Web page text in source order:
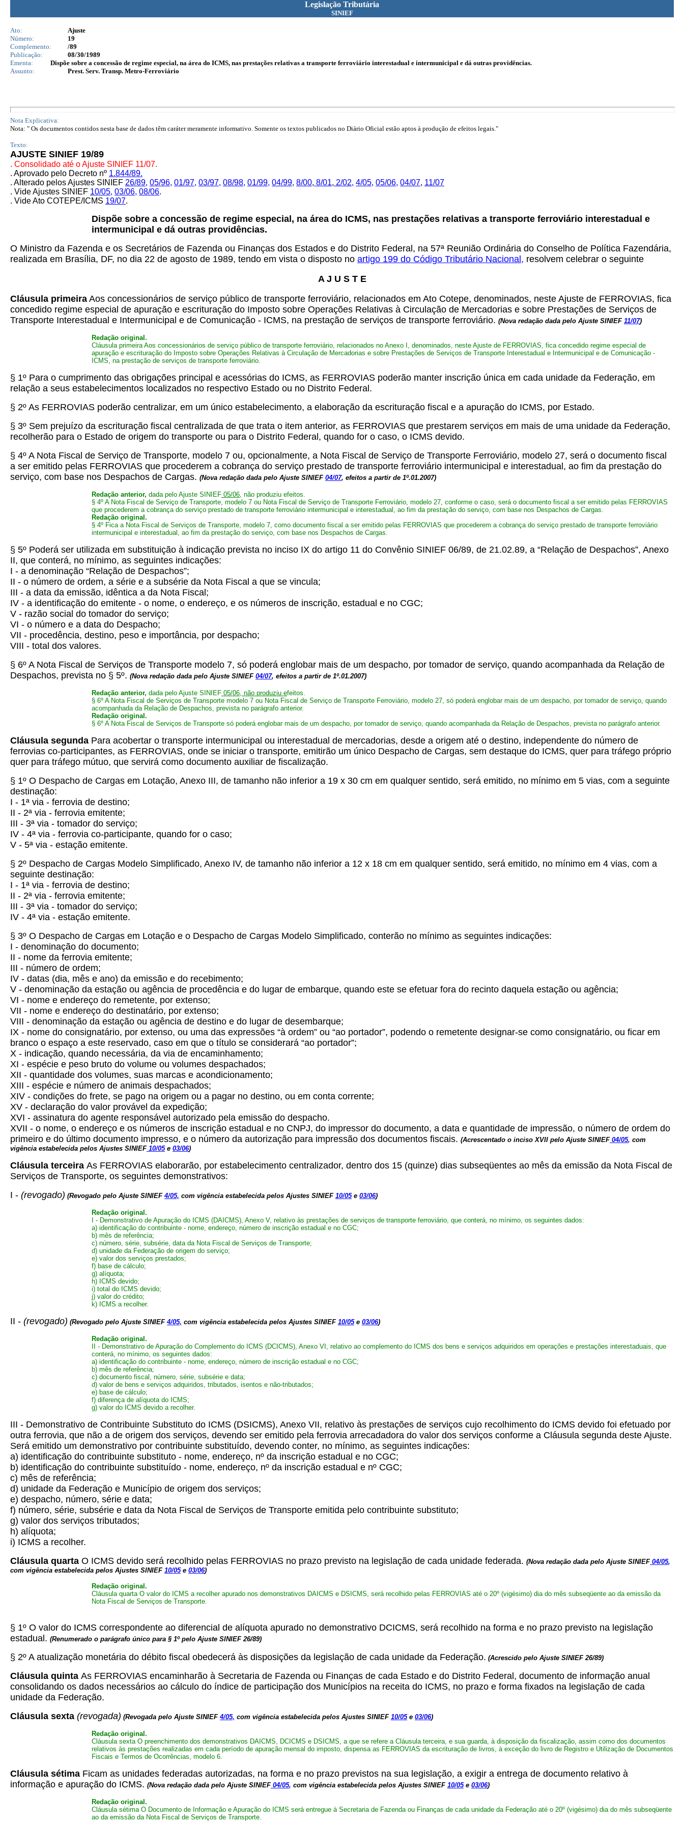
Legislação Tributária
SINIEF
Ato:
Ajuste
Número:
19
Complemento:
/89
Publicação:
08/30/1989
Ementa:
Dispõe sobre a concessão de regime especial, na área do ICMS, nas prestações relativas a transporte ferroviário interestadual e intermunicipal e dá outras providências.
Assunto:
Prest. Serv. Transp. Metro-Ferroviário
Nota Explicativa:
Nota: " Os documentos contidos nesta base de dados têm caráter meramente informativo. Somente os textos publicados no Diário Oficial estão aptos à produção de efeitos legais."
Texto:
AJUSTE SINIEF 19/89
. Consolidado até o Ajuste SINIEF 11/07.
. Aprovado pelo Decreto nº 1.844/89.
. Alterado pelos Ajustes SINIEF 26/89, 05/96, 01/97, 03/97, 08/98, 01/99, 04/99, 8/00, 8/01, 2/02, 4/05, 05/06, 04/07, 11/07
. Vide Ajustes SINIEF 10/05, 03/06, 08/06.
. Vide Ato COTEPE/ICMS 19/07.
Dispõe sobre a concessão de regime especial, na área do ICMS, nas prestações relativas a transporte ferroviário interestadual e
intermunicipal e dá outras providências.
O Ministro da Fazenda e os Secretários de Fazenda ou Finanças dos Estados e do Distrito Federal, na 57ª Reunião Ordinária do Conselho de Política Fazendária,
realizada em Brasília, DF, no dia 22 de agosto de 1989, tendo em vista o disposto no artigo 199 do Código Tributário Nacional , resolvem celebrar o seguinte
A J U S T E
Cláusula primeira Aos concessionários de serviço público de transporte ferroviário, relacionados em Ato Cotepe, denominados, neste Ajuste de FERROVIAS, fica
concedido regime especial de apuração e escrituração do Imposto sobre Operações Relativas à Circulação de Mercadorias e sobre Prestações de Serviços de
Transporte Interestadual e Intermunicipal e de Comunicação - ICMS, na prestação de serviços de transporte ferroviário. (Nova redação dada pelo Ajuste SINIEF 11/07)
Redação original.
Cláusula primeira Aos concessionários de serviço público de transporte ferroviário, relacionados no Anexo I, denominados, neste Ajuste de FERROVIAS, fica concedido regime especial de
apuração e escrituração do Imposto sobre Operações Relativas à Circulação de Mercadorias e sobre Prestações de Serviços de Transporte Interestadual e Intermunicipal e de Comunicação -
ICMS, na prestação de serviços de transporte ferroviário.
§ 1º Para o cumprimento das obrigações principal e acessórias do ICMS, as FERROVIAS poderão manter inscrição única em cada unidade da Federação, em
relação a seus estabelecimentos localizados no respectivo Estado ou no Distrito Federal.
§ 2º As FERROVIAS poderão centralizar, em um único estabelecimento, a elaboração da escrituração fiscal e a apuração do ICMS, por Estado.
§ 3º Sem prejuízo da escrituração fiscal centralizada de que trata o item anterior, as FERROVIAS que prestarem serviços em mais de uma unidade da Federação,
recolherão para o Estado de origem do transporte ou para o Distrito Federal, quando for o caso, o ICMS devido.
§ 4º A Nota Fiscal de Serviço de Transporte, modelo 7 ou, opcionalmente, a Nota Fiscal de Serviço de Transporte Ferroviário, modelo 27, será o documento fiscal
a ser emitido pelas FERROVIAS que procederem a cobrança do serviço prestado de transporte ferroviário intermunicipal e interestadual, ao fim da prestação do
serviço, com base nos Despachos de Cargas. (Nova redação dada pelo Ajuste SINIEF 04/07, efeitos a partir de 1º.01.2007)
Redação anterior, dada pelo Ajuste SINIEF 05/06, não produziu efeitos.
§ 4º A Nota Fiscal de Serviço de Transporte, modelo 7 ou Nota Fiscal de Serviço de Transporte Ferroviário, modelo 27, conforme o caso, será o documento fiscal a ser emitido pelas FERROVIAS
que procederem a cobrança do serviço prestado de transporte ferroviário intermunicipal e interestadual, ao fim da prestação do serviço, com base nos Despachos de Cargas.
Redação original.
§ 4º Fica a Nota Fiscal de Serviços de Transporte, modelo 7, como documento fiscal a ser emitido pelas FERROVIAS que procederem a cobrança do serviço prestado de transporte ferroviário
intermunicipal e interestadual, ao fim da prestação do serviço, com base nos Despachos de Cargas.
§ 5º Poderá ser utilizada em substituição à indicação prevista no inciso IX do artigo 11 do Convênio SINIEF 06/89, de 21.02.89, a “Relação de Despachos”, Anexo
II, que conterá, no mínimo, as seguintes indicações:
I - a denominação “Relação de Despachos”;
II - o número de ordem, a série e a subsérie da Nota Fiscal a que se vincula;
III - a data da emissão, idêntica a da Nota Fiscal;
IV - a identificação do emitente - o nome, o endereço, e os números de inscrição, estadual e no CGC;
V - razão social do tomador do serviço;
VI - o número e a data do Despacho;
VII - procedência, destino, peso e importância, por despacho;
VIII - total dos valores.
§ 6º A Nota Fiscal de Serviços de Transporte modelo 7, só poderá englobar mais de um despacho, por tomador de serviço, quando acompanhada da Relação de
Despachos, prevista no § 5º. (Nova redação dada pelo Ajuste SINIEF 04/07, efeitos a partir de 1º.01.2007)
Redação anterior, dada pelo Ajuste SINIEF 05/06, não produziu efeitos.
§ 6º A Nota Fiscal de Serviços de Transporte modelo 7 ou Nota Fiscal de Serviço de Transporte Ferroviário, modelo 27, só poderá englobar mais de um despacho, por tomador de serviço, quando
acompanhada da Relação de Despachos, prevista no parágrafo anterior.
Redação original.
§ 6º A Nota Fiscal de Serviços de Transporte só poderá englobar mais de um despacho, por tomador de serviço, quando acompanhada da Relação de Despachos, prevista no parágrafo anterior.
Cláusula segunda Para acobertar o transporte intermunicipal ou interestadual de mercadorias, desde a origem até o destino, independente do número de
ferrovias co-participantes, as FERROVIAS, onde se iniciar o transporte, emitirão um único Despacho de Cargas, sem destaque do ICMS, quer para tráfego próprio
quer para tráfego mútuo, que servirá como documento auxiliar de fiscalização.
§ 1º O Despacho de Cargas em Lotação, Anexo III, de tamanho não inferior a 19 x 30 cm em qualquer sentido, será emitido, no mínimo em 5 vias, com a seguinte
destinação:
I - 1ª via - ferrovia de destino;
II - 2ª via - ferrovia emitente;
III - 3ª via - tomador do serviço;
IV - 4ª via - ferrovia co-participante, quando for o caso;
V - 5ª via - estação emitente.
§ 2º Despacho de Cargas Modelo Simplificado, Anexo IV, de tamanho não inferior a 12 x 18 cm em qualquer sentido, será emitido, no mínimo em 4 vias, com a
seguinte destinação:
I - 1ª via - ferrovia de destino;
II - 2ª via - ferrovia emitente;
III - 3ª via - tomador do serviço;
IV - 4ª via - estação emitente.
§ 3º O Despacho de Cargas em Lotação e o Despacho de Cargas Modelo Simplificado, conterão no mínimo as seguintes indicações:
I - denominação do documento;
II - nome da ferrovia emitente;
III - número de ordem;
IV - datas (dia, mês e ano) da emissão e do recebimento;
V - denominação da estação ou agência de procedência e do lugar de embarque, quando este se efetuar fora do recinto daquela estação ou agência;
VI - nome e endereço do remetente, por extenso;
VII - nome e endereço do destinatário, por extenso;
VIII - denominação da estação ou agência de destino e do lugar de desembarque;
IX - nome do consignatário, por extenso, ou uma das expressões “à ordem” ou “ao portador”, podendo o remetente designar-se como consignatário, ou ficar em
branco o espaço a este reservado, caso em que o título se considerará “ao portador”;
X - indicação, quando necessária, da via de encaminhamento;
XI - espécie e peso bruto do volume ou volumes despachados;
XII - quantidade dos volumes, suas marcas e acondicionamento;
XIII - espécie e número de animais despachados;
XIV - condições do frete, se pago na origem ou a pagar no destino, ou em conta corrente;
XV - declaração do valor provável da expedição;
XVI - assinatura do agente responsável autorizado pela emissão do despacho.
XVII - o nome, o endereço e os números de inscrição estadual e no CNPJ, do impressor do documento, a data e quantidade de impressão, o número de ordem do
primeiro e do último documento impresso, e o número da autorização para impressão dos documentos fiscais. (Acrescentado o inciso XVII pelo Ajuste SINIEF04/05, com
vigência estabelecida pelos Ajustes SINIEF 10/05e 03/06)
Cláusula terceira As FERROVIAS elaborarão, por estabelecimento centralizador, dentro dos 15 (quinze) dias subseqüentes ao mês da emissão da Nota Fiscal de
Serviços de Transporte, os seguintes demonstrativos:
I - (revogado) (Revogado pelo Ajuste SINIEF 4/05, com vigência estabelecida pelos Ajustes SINIEF 10/05e 03/06)
Redação original.
I - Demonstrativo de Apuração do ICMS (DAICMS), Anexo V, relativo às prestações de serviços de transporte ferroviário, que conterá, no mínimo, os seguintes dados:
a) identificação do contribuinte - nome, endereço, número de inscrição estadual e no CGC;
b) mês de referência;
c) número, série, subsérie, data da Nota Fiscal de Serviços de Transporte;
d) unidade da Federação de origem do serviço;
e) valor dos serviços prestados;
f) base de cálculo;
g) alíquota;
h) ICMS devido;
i) total do ICMS devido;
j) valor do crédito;
k) ICMS a recolher.
II - (revogado) (Revogado pelo Ajuste SINIEF 4/05, com vigência estabelecida pelos Ajustes SINIEF 10/05e 03/06)
Redação original.
II - Demonstrativo de Apuração do Complemento do ICMS (DCICMS), Anexo VI, relativo ao complemento do ICMS dos bens e serviços adquiridos em operações e prestações interestaduais, que
conterá, no mínimo, os seguintes dados:
a) identificação do contribuinte - nome, endereço, número de inscrição estadual e no CGC;
b) mês de referência;
c) documento fiscal, número, série, subsérie e data;
d) valor de bens e serviços adquiridos, tributados, isentos e não-tributados;
e) base de cálculo;
f) diferença de alíquota do ICMS;
g) valor do ICMS devido a recolher.
III - Demonstrativo de Contribuinte Substituto do ICMS (DSICMS), Anexo VII, relativo às prestações de serviços cujo recolhimento do ICMS devido foi efetuado por
outra ferrovia, que não a de origem dos serviços, devendo ser emitido pela ferrovia arrecadadora do valor dos serviços conforme a Cláusula segunda deste Ajuste.
Será emitido um demonstrativo por contribuinte substituído, devendo conter, no mínimo, as seguintes indicações:
a) identificação do contribuinte substituto - nome, endereço, nº da inscrição estadual e no CGC;
b) identificação do contribuinte substituído - nome, endereço, nº da inscrição estadual e nº CGC;
c) mês de referência;
d) unidade da Federação e Município de origem dos serviços;
e) despacho, número, série e data;
f) número, série, subsérie e data da Nota Fiscal de Serviços de Transporte emitida pelo contribuinte substituto;
g) valor dos serviços tributados;
h) alíquota;
i) ICMS a recolher.
Cláusula quarta O ICMS devido será recolhido pelas FERROVIAS no prazo previsto na legislação de cada unidade federada. (Nova redação dada pelo Ajuste SINIEF04/05,
com vigência estabelecida pelos Ajustes SINIEF 10/05e 03/06)
Redação original.
Cláusula quarta O valor do ICMS a recolher apurado nos demonstrativos DAICMS e DSICMS, será recolhido pelas FERROVIAS até o 20º (vigésimo) dia do mês subseqüente ao da emissão da
Nota Fiscal de Serviços de Transporte.
§ 1º O valor do ICMS correspondente ao diferencial de alíquota apurado no demonstrativo DCICMS, será recolhido na forma e no prazo previsto na legislação
estadual. (Renumerado o parágrafo único para § 1º pelo Ajuste SINIEF26/89)
§ 2º A atualização monetária do débito fiscal obedecerá às disposições da legislação de cada unidade da Federação. (Acrescido pelo Ajuste SINIEF 26/89)
Cláusula quinta As FERROVIAS encaminharão à Secretaria de Fazenda ou Finanças de cada Estado e do Distrito Federal, documento de informação anual
consolidando os dados necessários ao cálculo do índice de participação dos Municípios na receita do ICMS, no prazo e forma fixados na legislação de cada
unidade da Federação.
Cláusula sexta (revogada) (Revogada pelo Ajuste SINIEF 4/05, com vigência estabelecida pelos Ajustes SINIEF 10/05e 03/06)
Redação original.
Cláusula sexta O preenchimento dos demonstrativos DAICMS, DCICMS e DSICMS, a que se refere a Cláusula terceira, e sua guarda, à disposição da fiscalização, assim como dos documentos
relativos às prestações realizadas em cada período de apuração mensal do imposto, dispensa as FERROVIAS da escrituração de livros, à exceção do livro de Registro e Utilização de Documentos
Fiscais e Termos de Ocorrências, modelo 6.
Cláusula sétima Ficam as unidades federadas autorizadas, na forma e no prazo previstos na sua legislação, a exigir a entrega de documento relativo à
informação e apuração do ICMS. (Nova redação dada pelo Ajuste SINIEF 04/05, com vigência estabelecida pelos Ajustes SINIEF 10/05e 03/06)
Redação original.
Cláusula sétima O Documento de Informação e Apuração do ICMS será entregue à Secretaria de Fazenda ou Finanças de cada unidade da Federação até o 20º (vigésimo) dia do mês subseqüente
ao da emissão da Nota Fiscal de Serviços de Transporte.